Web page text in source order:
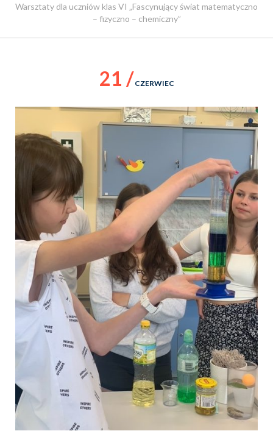
Warsztaty dla uczniów klas VI „Fascynujący świat matematyczno
– fizyczno – chemiczny”
21 / CZERWIEC